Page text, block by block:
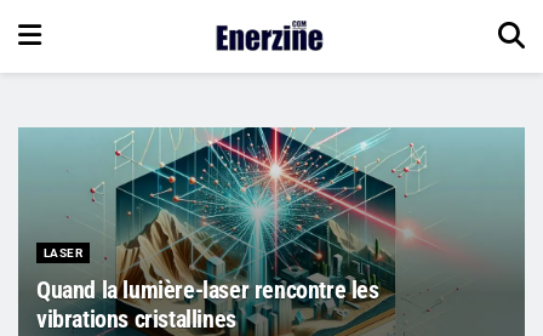
LASER
Quand la lumière-laser rencontre les
vibrations cristallines